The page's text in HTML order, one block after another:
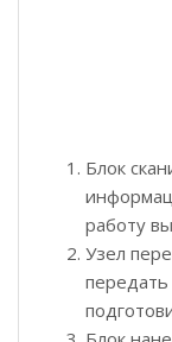
Блок
работу
Узел
передать